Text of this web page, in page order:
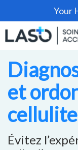
Your
et
Évitez